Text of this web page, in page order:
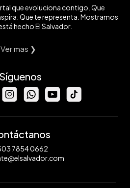
que evoluciona contigo. Que
Que te representa. Mostramos
hecho El Salvador.
Ver mas ❯
Síguenos
7854 0662